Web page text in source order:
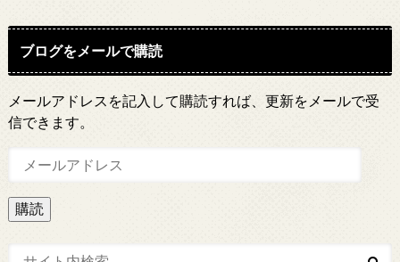
ブログをメールで購読
メールアドレスを記入して購読すれば、更新をメールで受
信できます。
ー
ル
ア
ド